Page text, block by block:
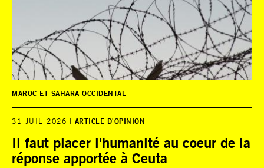
MAROC ET SAHARA OCCIDENTAL
31 JUIL 2026 ARTICLE D'OPINION
Il faut placer l'humanité au coeur de la
réponse apportée à Ceuta